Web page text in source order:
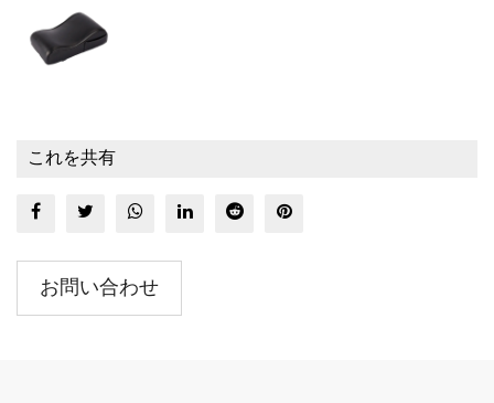
これを共有
お問い合わせ